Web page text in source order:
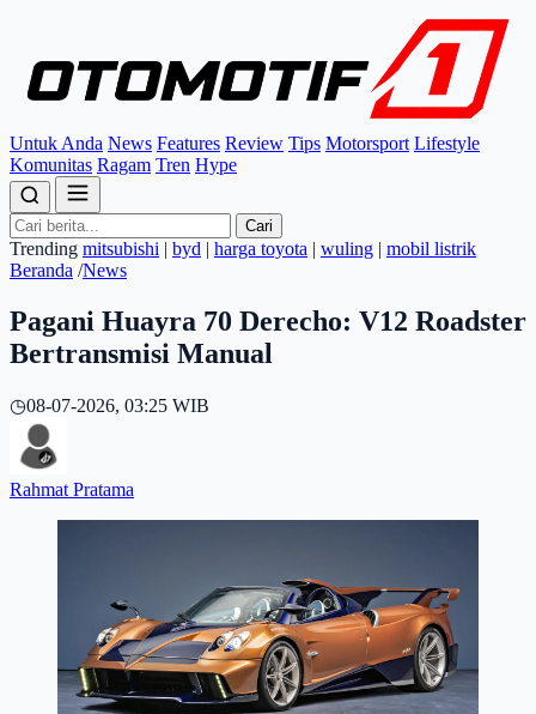
Untuk Anda News Features Review Tips Motorsport Lifestyle
Komunitas Ragam Tren Hype
Cari
Trending mitsubishi | byd | harga toyota | wuling | mobil listrik
Beranda /News
Pagani Huayra 70 Derecho: V12 Roadster
Bertransmisi Manual
◷08-07-2026, 03:25 WIB
Rahmat Pratama